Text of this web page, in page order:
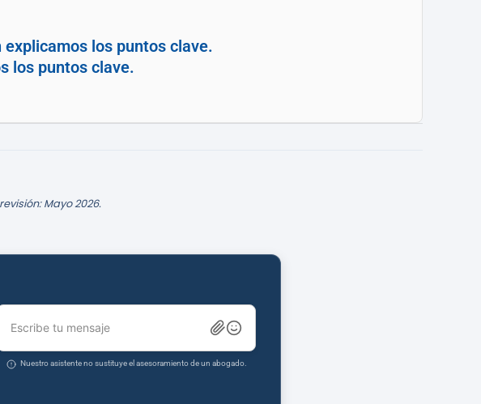
los puntos clave.
los puntos clave.
Mayo 2026.
Escribe tu mensaje
Nuestro asistente no sustituye el asesoramiento de un abogado.